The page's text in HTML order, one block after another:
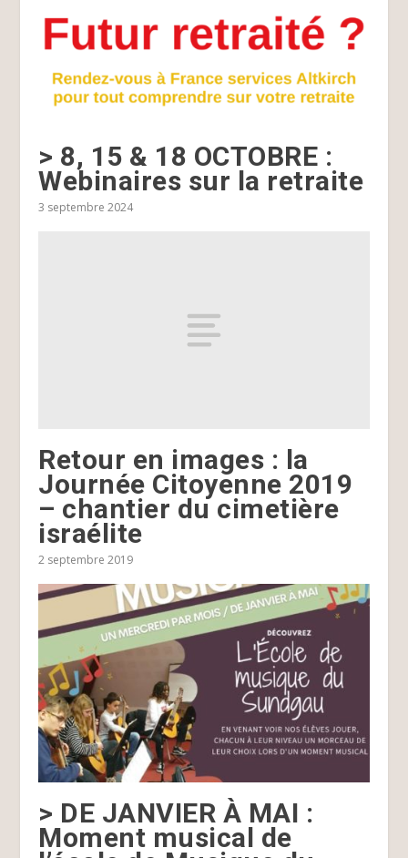
> 8, 15 & 18 OCTOBRE :
Webinaires sur la retraite
3 septembre 2024
Retour en images : la
Journée Citoyenne 2019
– chantier du cimetière
israélite
2 septembre 2019
> DE JANVIER À MAI :
Moment musical de